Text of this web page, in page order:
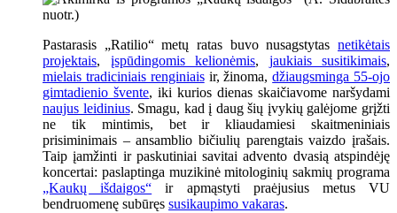
Pastarasis „Ratilio“ metų ratas buvo nusagstytas netikėtais
projektais, įspūdingomis kelionėmis, jaukiais susitikimais,
mielais tradiciniais renginiaisir, žinoma,džiaugsminga 55-ojo
gimtadienio švente, iki kurios dienas skaičiavome naršydami
naujus leidinius. Smagu, kad į daug šių įvykių galėjome grįžti
ne tik mintimis, bet ir kliaudamiesi skaitmeniniais
prisiminimais – ansamblio bičiulių parengtais vaizdo įrašais.
Taip įamžinti ir paskutiniai savitai advento dvasią atspindėję
koncertai: paslaptinga muzikinė mitologinių sakmių programa
„Kaukų išdaigos“ ir apmąstyti praėjusius metus VU
bendruomenę subūręs susikaupimo vakaras.